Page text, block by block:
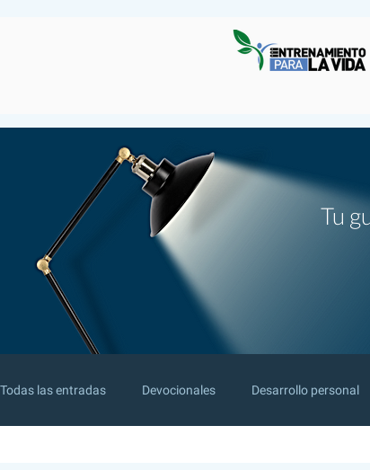
Tu
Todas las entradas Devocionales Desarrollo personal